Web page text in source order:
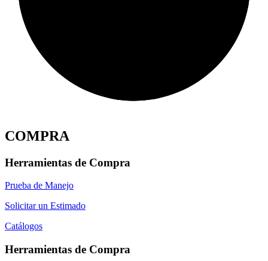
COMPRA
Herramientas de Compra
Prueba de Manejo
Solicitar un Estimado
Catálogos
Herramientas de Compra